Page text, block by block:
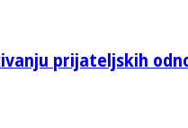
prijateljskih